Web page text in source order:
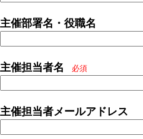
主催部署名・役職名
主催担当者名 必須
主催担当者メールアドレス